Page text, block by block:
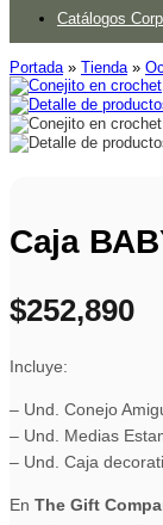
Catálogos
Portada » Tienda »
Caja
$252,890
Incluye:
– Und. Conejo
– Und. Medias
– Und. Caja
En The Gift